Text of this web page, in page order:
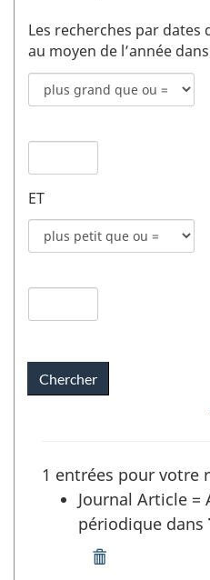
Les recherches par
au moyen de l’année
Mode
de
pour
publication
champs
1
Date
1
ET
Mode
de
pour
champs
2
Date
1 entrées pour votre
Journal Article =
périodique dans